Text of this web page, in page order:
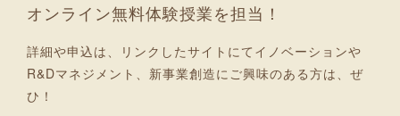
オンライン無料体験授業を担当！
詳細や申込は、リンクしたサイトにてイノベーションや
R&Dマネジメント、新事業創造にご興味のある方は、ぜ
ひ！